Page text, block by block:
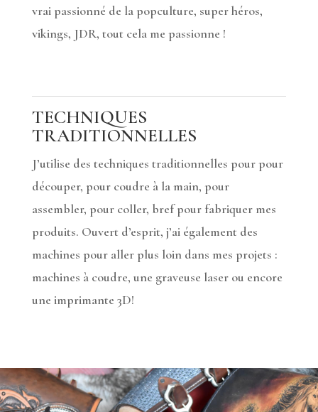
vrai passionné de la popculture, super héros,
vikings, JDR, tout cela me passionne !
TECHNIQUES
TRADITIONNELLES
J’utilise des techniques traditionnelles pour pour
découper, pour coudre à la main, pour
assembler, pour coller, bref pour fabriquer mes
produits. Ouvert d’esprit, j’ai également des
machines pour aller plus loin dans mes projets :
machines à coudre, une graveuse laser ou encore
une imprimante 3D!